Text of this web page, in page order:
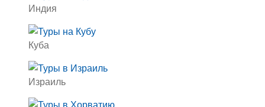
Индия
Куба
Израиль